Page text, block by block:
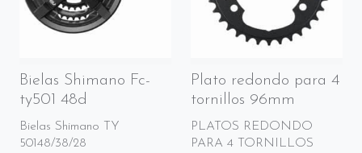
Bielas Shimano Fc-
ty501 48d
Bielas Shimano TY
50148/38/28
Plato redondo para 4
tornillos 96mm
PLATOS REDONDO
PARA 4 TORNILLOS